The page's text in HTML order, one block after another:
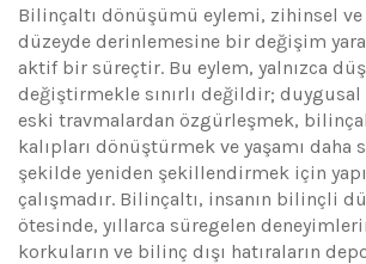
Bilinçaltı dönüşümü eylemi, zihinsel
düzeyde derinlemesine bir değişim
aktif bir süreçtir. Bu eylem, yalnızca
değiştirmekle sınırlı değildir; duygusal
eski travmalardan özgürleşmek,
kalıpları dönüştürmek ve yaşamı daha
şekilde yeniden şekillendirmek için
çalışmadır. Bilinçaltı, insanın bilinçli
ötesinde, yıllarca süregelen
korkuların ve bilinç dışı hatıraların